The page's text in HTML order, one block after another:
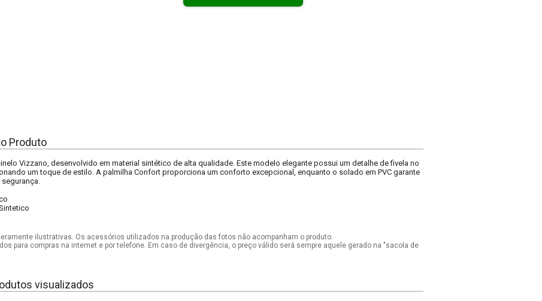
Produto
Vizzano, desenvolvido em material sintético de alta qualidade. Este modelo elegante possui um detalhe de fivela no
um toque de estilo. A palmilha Confort proporciona um conforto excepcional, enquanto o solado em PVC garante
ilustrativas. Os acessórios utilizados na produção das fotos não acompanham o produto.
para compras na internet e por telefone. Em caso de divergência, o preço válido será sempre aquele gerado na "sacola de
visualizados